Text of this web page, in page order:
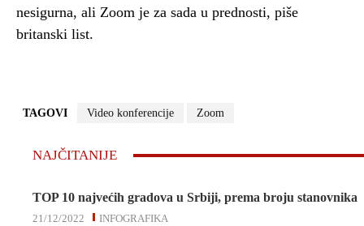
nesigurna, ali Zoom je za sada u prednosti, piše
britanski list.
TAGOVI Video konferencije Zoom
NAJČITANIJE
TOP 10 najvećih gradova u Srbiji, prema broju stanovnika
INFOGRAFIKA
21/12/2022